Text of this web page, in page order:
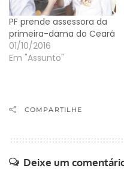
Zema (Novo),…
PF prende assessora da
primeira-dama do Ceará
01/10/2016
Em "Assunto"
COMPARTILHE
Deixe um